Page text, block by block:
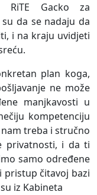
RiTE Gacko za
da se nadaju da
i na kraju uvidjeti
plan koga,
ne može
manjkavosti u
kompetenciju
treba i stručno
privatnosti, i da ti
samo određene
pristup čitavoj bazi
iz Kabineta